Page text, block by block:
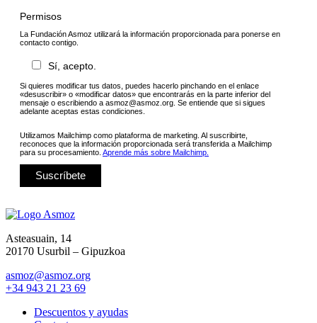
Permisos
La Fundación Asmoz utilizará la información proporcionada para ponerse en
contacto contigo.
Sí, acepto.
Si quieres modificar tus datos, puedes hacerlo pinchando en el enlace
«desuscribir» o «modificar datos» que encontrarás en la parte inferior del
mensaje o escribiendo a asmoz@asmoz.org. Se entiende que si sigues
adelante aceptas estas condiciones.
Utilizamos Mailchimp como plataforma de marketing. Al suscribirte,
reconoces que la información proporcionada será transferida a Mailchimp
para su procesamiento. Aprende más sobre Mailchimp.
Asteasuain, 14
20170 Usurbil – Gipuzkoa
asmoz@asmoz.org
+34 943 21 23 69
Descuentos y ayudas